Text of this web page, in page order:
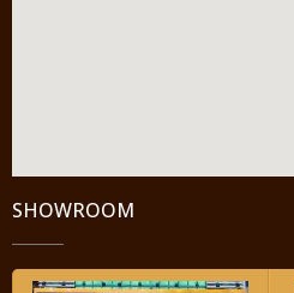
SHOWROOM